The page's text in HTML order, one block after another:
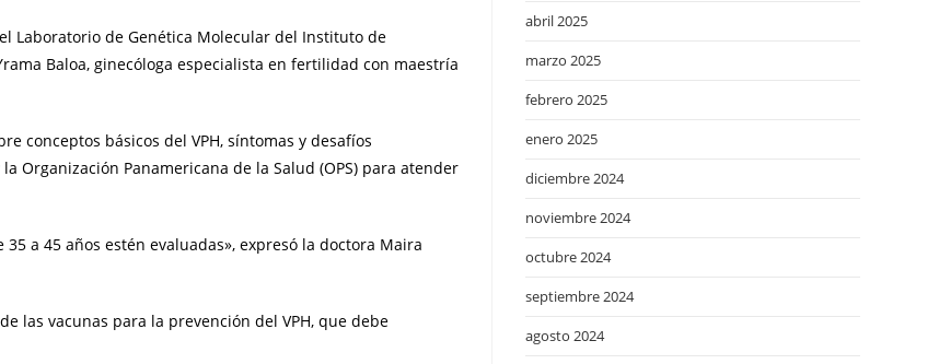
Laboratorio de Genética Molecular del Instituto de
Baloa, ginecóloga especialista en fertilidad con maestría
conceptos básicos del VPH, síntomas y desafíos
Organización Panamericana de la Salud (OPS) para atender
a 45 años estén evaluadas», expresó la doctora Maira
las vacunas para la prevención del VPH, que debe
abril 2025
marzo 2025
febrero 2025
enero 2025
diciembre 2024
noviembre 2024
octubre 2024
septiembre 2024
agosto 2024